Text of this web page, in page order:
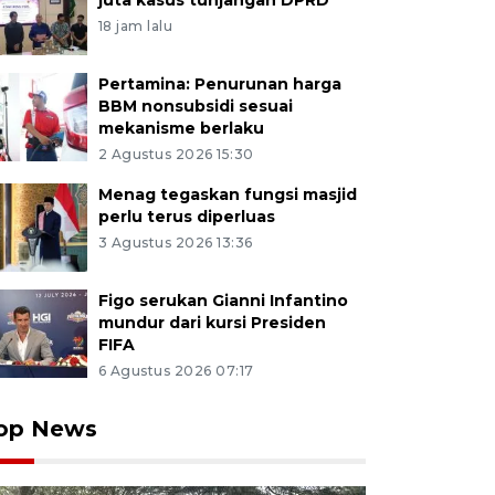
18 jam lalu
Pertamina: Penurunan harga
BBM nonsubsidi sesuai
mekanisme berlaku
2 Agustus 2026 15:30
Menag tegaskan fungsi masjid
perlu terus diperluas
3 Agustus 2026 13:36
Figo serukan Gianni Infantino
mundur dari kursi Presiden
FIFA
6 Agustus 2026 07:17
News